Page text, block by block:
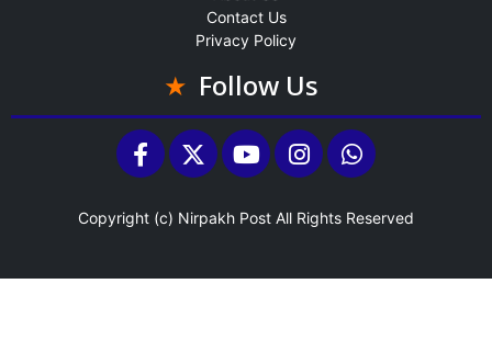
Contact Us
Privacy Policy
Follow Us
Copyright (c) Nirpakh Post All Rights Reserved